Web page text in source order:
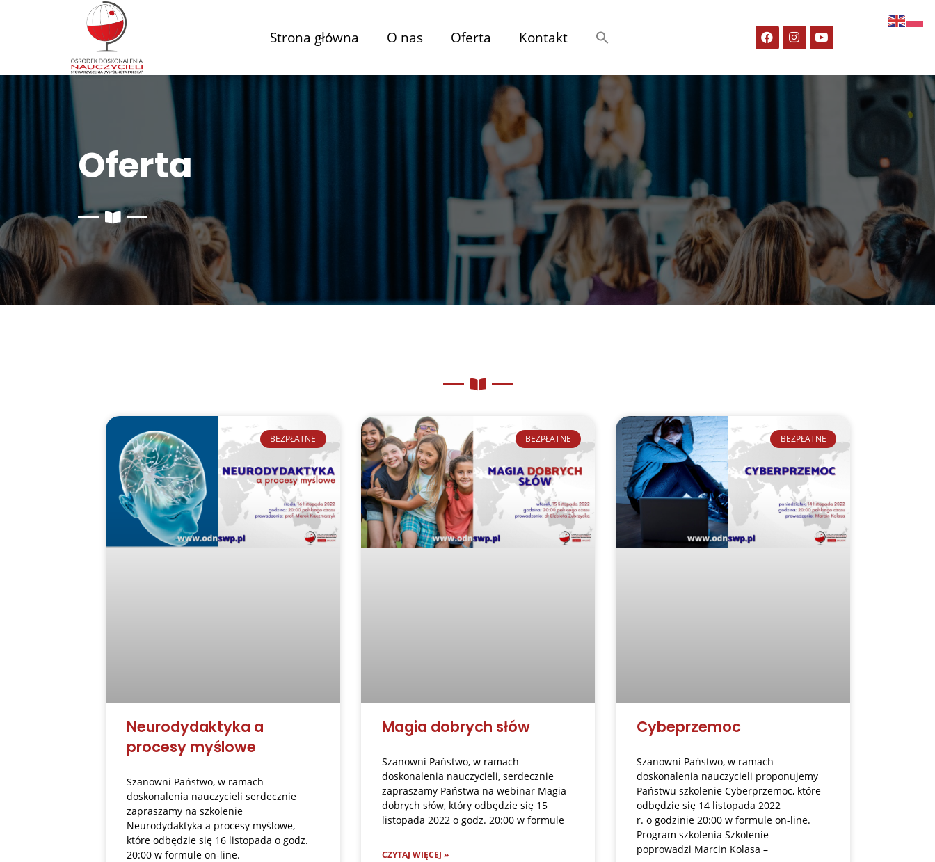
Strona główna O nas Oferta Kontakt
Oferta
BEZPŁATNE
Neurodydaktyka a
procesy myślowe
Szanowni Państwo, w ramach
doskonalenia nauczycieli serdecznie
zapraszamy na szkolenie
Neurodydaktyka a procesy myślowe,
które odbędzie się 16 listopada o godz.
20:00 w formule on-line.
BEZPŁATNE
Magia dobrych słów
Szanowni Państwo, w ramach
doskonalenia nauczycieli, serdecznie
zapraszamy Państwa na webinar Magia
dobrych słów, który odbędzie się 15
listopada 2022 o godz. 20:00 w formule
CZYTAJ WIĘCEJ »
BEZPŁATNE
Cybeprzemoc
Szanowni Państwo, w ramach
doskonalenia nauczycieli proponujemy
Państwu szkolenie Cyberprzemoc, które
odbędzie się 14 listopada 2022
r. o godzinie 20:00 w formule on-line.
Program szkolenia Szkolenie
poprowadzi Marcin Kolasa –